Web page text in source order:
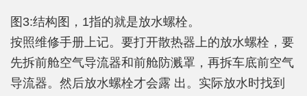
图3:结构图，1指的就是放水螺栓。
按照维修手册上记。要打开散热器上的放水螺栓，要
先拆前舱空气导流器和前舱防溅罩，再拆车底前空气
导流器。然后放水螺栓才会露 出。实际放水时找到